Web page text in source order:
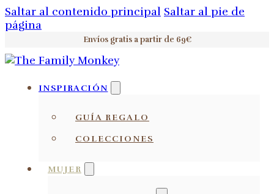
Saltar al contenido principal Saltar al pie de
página
Envíos gratis a partir de 69€
INSPIRACIÓN
GUÍA REGALO
COLECCIONES
MUJER